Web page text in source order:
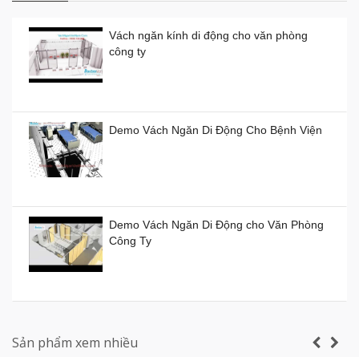
Vách ngăn kính di động cho văn phòng
công ty
Demo Vách Ngăn Di Động Cho Bệnh Viện
Demo Vách Ngăn Di Động cho Văn Phòng
Công Ty
Composite giá rẻ TPHCM
Sản phẩm xem nhiều
Vách ngăn kính di động giá rẻ
Giá:0đ
Vách ngăn xếp di động ở TP HCM giá bao
nhiêu tiền?
Giá:0đ
Vách ngăn di động Hồ Chí Minh